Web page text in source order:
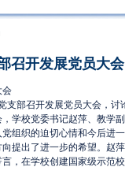
召开发展党员大
会
支部召开发展党员大会，
学校党委书记赵萍、教学
组织的迫切心情和今后进
提出了进一步的希望。赵
，在学校创建国家级示范